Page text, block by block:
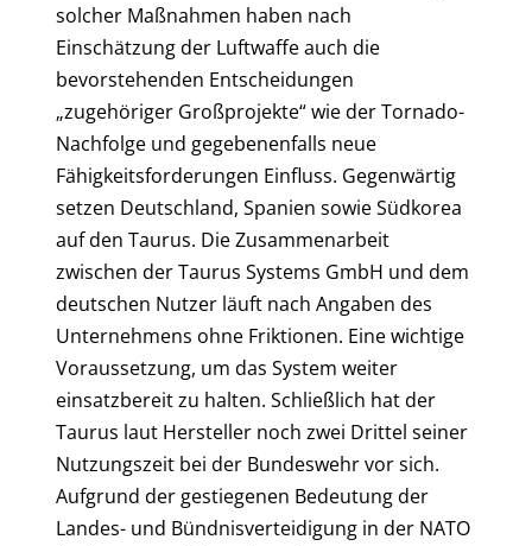
solcher Maßnahmen haben nach
Einschätzung der Luftwaffe auch die
bevorstehenden Entscheidungen
„zugehöriger Großprojekte“ wie der Tornado-
Nachfolge und gegebenenfalls neue
Fähigkeitsforderungen Einfluss. Gegenwärtig
setzen Deutschland, Spanien sowie Südkorea
auf den Taurus. Die Zusammenarbeit
zwischen der Taurus Systems GmbH und dem
deutschen Nutzer läuft nach Angaben des
Unternehmens ohne Friktionen. Eine wichtige
Voraussetzung, um das System weiter
einsatzbereit zu halten. Schließlich hat der
Taurus laut Hersteller noch zwei Drittel seiner
Nutzungszeit bei der Bundeswehr vor sich.
Aufgrund der gestiegenen Bedeutung der
Landes- und Bündnisverteidigung in der NATO